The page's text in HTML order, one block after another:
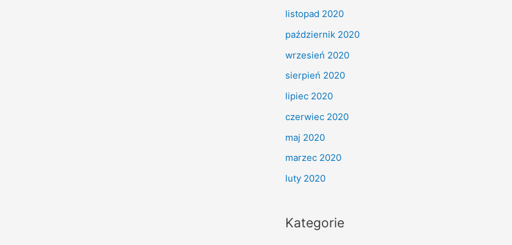
listopad 2020
październik 2020
wrzesień 2020
sierpień 2020
lipiec 2020
czerwiec 2020
maj 2020
marzec 2020
luty 2020
Kategorie